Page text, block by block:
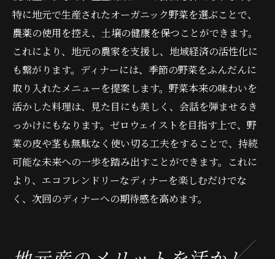
特に地元で生産されたオーガニック野菜を選ぶことで、
農薬の使用を控え、土壌の健康を保つことができます。
これにより、地元の農家を支援し、地域経済の活性化に
も繋がります。ディナーには、季節の野菜をふんだんに
取り入れたメニューを提案します。野菜本来の味わいを
活かした料理は、見た目にも美しく、会話を弾ませるき
っかけにもなります。ゼロウェイストを目指す上で、野
菜の皮や茎も無駄なく使い切る工夫をすることで、持続
可能な未来への一歩を踏み出すことができます。これに
より、エコフレンドリーなディナーを楽しむだけでな
く、次回のディナーへの期待感を高めます。